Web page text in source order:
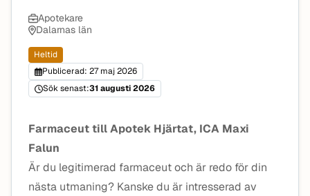
Apotekare
Dalarnas län
Heltid
Publicerad: 27 maj 2026
Sök senast:31 augusti 2026
Farmaceut till Apotek Hjärtat, ICA Maxi
Falun
Är du legitimerad farmaceut och är redo för din
nästa utmaning? Kanske du är intresserad av